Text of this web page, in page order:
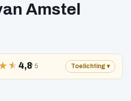
Amstel
★ 4,8/ 5 Toelichting